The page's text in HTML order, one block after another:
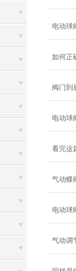
电动球
如何正
阀门到
电动球
看完这
气动蝶
电动球
气动调